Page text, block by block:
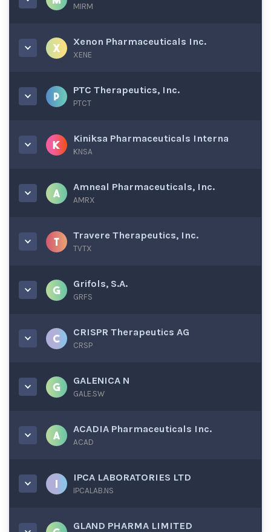
MIRM
Xenon Pharmaceuticals Inc.
XENE
PTC Therapeutics, Inc.
PTCT
Kiniksa Pharmaceuticals Interna
KNSA
Amneal Pharmaceuticals, Inc.
AMRX
Travere Therapeutics, Inc.
TVTX
Grifols, S.A.
GRFS
CRISPR Therapeutics AG
CRSP
GALENICA N
GALE.SW
ACADIA Pharmaceuticals Inc.
ACAD
IPCA LABORATORIES LTD
IPCALAB.NS
GLAND PHARMA LIMITED